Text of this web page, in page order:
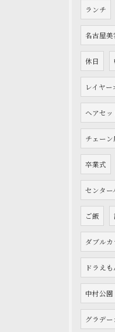
ランチ
名古屋美
休日
レイヤー
ヘアセッ
チェーン
卒業式
センター
ご飯
ダブルカ
ドラえも
中村公園
グラデ